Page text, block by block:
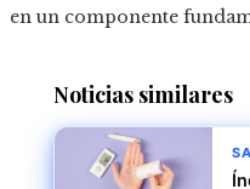
en un componente
Noticias similares